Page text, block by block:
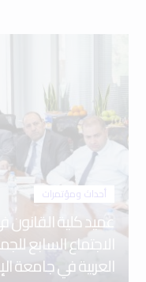
أحداث ومؤتمرات
عميد كلية القانون
الاجتماع السابع
العربية في جامعة